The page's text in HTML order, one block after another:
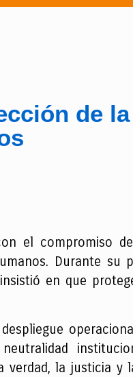
de
el compromiso
Durante su
en que
la justicia y